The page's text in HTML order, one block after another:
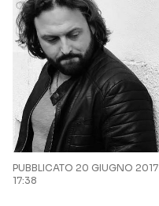
PUBBLICATO 20 GIUGNO 2017
17:38